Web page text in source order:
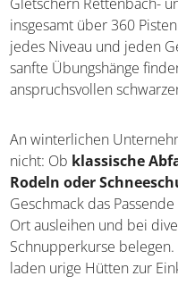
anderem in Sölden, in
beiden Gletschern
stehen euch insgesamt
Verfügung – für jedes
Während Anfänger
Abfahrten mit steilen
An winterlichen
nicht: Obklassische
Rodeln oder
Geschmack das
Ort ausleihen und bei